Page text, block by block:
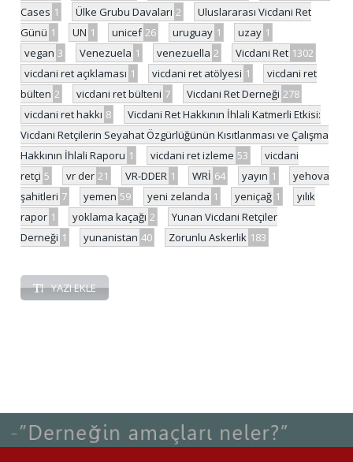
Cases 1 Ülke Grubu Davaları 2
Uluslararası Vicdani Ret
Günü 1 UN 1 unicef 26 uruguay 1 uzay 1
vegan 3 Venezuela 1 venezuella 2 Vicdani Ret 1302
vicdani ret açıklaması 1 vicdani ret atölyesi 1
vicdani ret
bülten 2 vicdani ret bülteni 7 Vicdani Ret Derneği 278
vicdani ret hakkı 8
Vicdani Ret Hakkının İhlali Katmerli Etkisi:
Vicdani Retçilerin Seyahat Özgürlüğünün Kısıtlanması ve Çalışma
Hakkının İhlali Raporu 1 vicdani ret izleme 53
vicdani
retçi 5 vr der 21 VR-DDER 1 WRİ 64 yayın 1
yehova
şahitleri 7 yemen 59 yeni zelanda 1 yeniçağ 1
yılık
rapor 1 yoklama kaçağı 2
Yunan Vicdani Retçiler
Derneği 1 yunanistan 40 Zorunlu Askerlik 183
YAZI EKLE